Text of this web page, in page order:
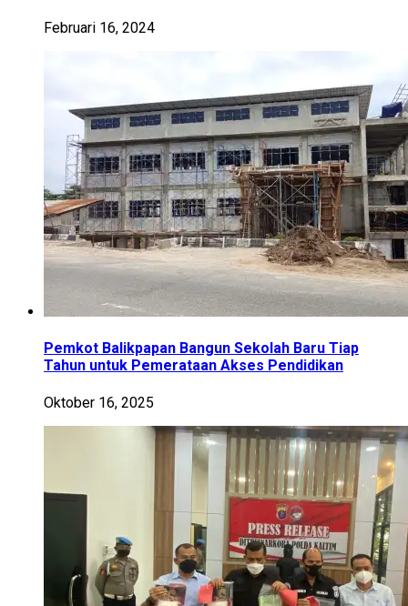
Februari 16, 2024
Pemkot Balikpapan Bangun Sekolah Baru Tiap
Tahun untuk Pemerataan Akses Pendidikan
Oktober 16, 2025